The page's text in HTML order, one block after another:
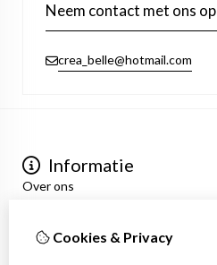
Neem contact met ons op
crea_belle@hotmail.com
Informatie
Over ons
Algemene voorwaarden
Mijn account
Cookies & Privacy